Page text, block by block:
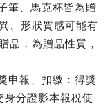
筆、馬克杯皆為贈
、形狀質感可能有
品，為贈品性質，
申報、扣繳：得獎
分證影本報稅使